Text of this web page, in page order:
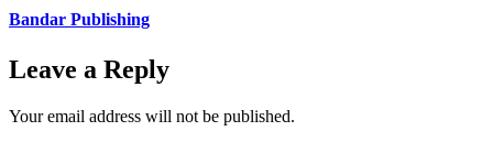
Bandar Publishing
Leave a Reply
Your email address will not be published.